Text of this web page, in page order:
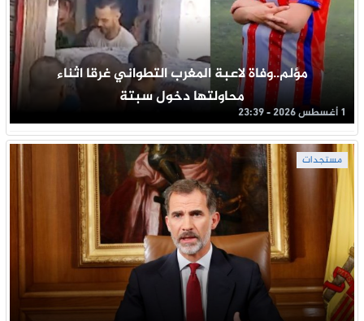
مؤلم..وفاة لاعبة المغرب التطواني غرقا اثناء
محاولتها دخول سبتة
1 أغسطس 2026 - 23:39
مستجدات